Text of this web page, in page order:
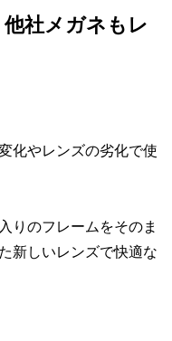
他社メガネもレ
化やレンズの劣化で使
りのフレームをそのま
新しいレンズで快適な